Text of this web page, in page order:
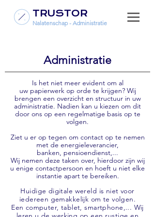
TRUSTOR
Nalatenschap - Administratie
Administratie
Is het niet meer evident om al
uw papierwerk op orde te krijgen? Wij
brengen een overzicht en structuur in uw
administratie. Nadien kan u kiezen om dit
door ons op een regelmatige basis op te
volgen.
Ziet u er op tegen om contact op te nemen
met de energieleverancier,
banken, pensioendienst,...
Wij nemen deze taken over, hierdoor zijn wij
u enige contactpersoon en hoeft u niet elke
instantie apart te bereiken.
Huidige digitale wereld is niet voor
iedereen gemakkelijk om te volgen.
Een computer, tablet, smartphone,... Wij